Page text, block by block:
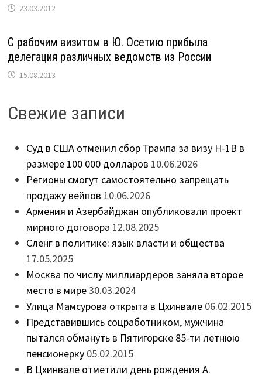
23.03.2012
С рабочим визитом в Ю. Осетию прибыла
делегация различных ведомств из России
15.08.2013
Свежие записи
Суд в США отменил сбор Трампа за визу H-1B в
размере 100 000 долларов 10.06.2026
Регионы смогут самостоятельно запрещать
продажу вейпов 10.06.2026
Армения и Азербайджан опубликовали проект
мирного договора 12.08.2025
Сленг в политике: язык власти и общества
17.05.2025
Москва по числу миллиардеров заняла второе
место в мире30.03.2024
Улица Мамсурова открыта в Цхинвале 06.02.2015
Представившись соцработником, мужчина
пытался обмануть в Пятигорске 85-ти летнюю
пенсионерку 05.02.2015
В Цхинвале отметили день рождения А.